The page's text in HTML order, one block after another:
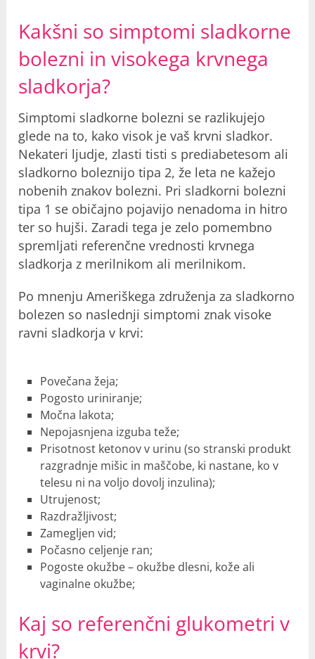
Kakšni so simptomi sladkorne
bolezni in visokega krvnega
sladkorja?
Simptomi sladkorne bolezni se razlikujejo
glede na to, kako visok je vaš krvni sladkor.
Nekateri ljudje, zlasti tisti s prediabetesom ali
sladkorno boleznijo tipa 2, že leta ne kažejo
nobenih znakov bolezni. Pri sladkorni bolezni
tipa 1 se običajno pojavijo nenadoma in hitro
ter so hujši. Zaradi tega je zelo pomembno
spremljati referenčne vrednosti krvnega
sladkorja z merilnikom ali merilnikom.
Po mnenju Ameriškega združenja za sladkorno
bolezen so naslednji simptomi znak visoke
ravni sladkorja v krvi:
Povečana žeja;
Pogosto uriniranje;
Močna lakota;
Nepojasnjena izguba teže;
Prisotnost ketonov v urinu (so stranski produkt
razgradnje mišic in maščobe, ki nastane, ko v
telesu ni na voljo dovolj inzulina);
Utrujenost;
Razdražljivost;
Zamegljen vid;
Počasno celjenje ran;
Pogoste okužbe – okužbe dlesni, kože ali
vaginalne okužbe;
Kaj so referenčni glukometri v
krvi?